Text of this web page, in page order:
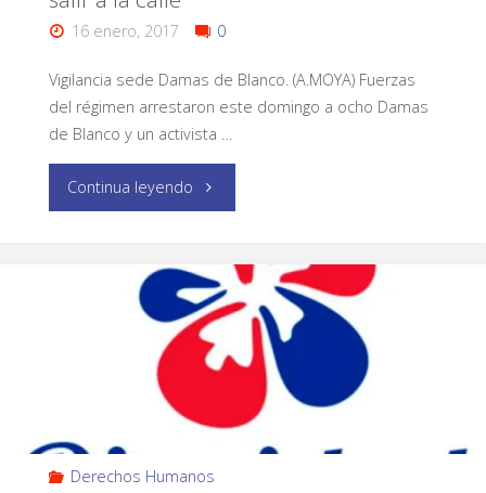
16 enero, 2017 0
Vigilancia sede Damas de Blanco. (A.MOYA) Fuerzas
del régimen arrestaron este domingo a ocho Damas
de Blanco y un activista …
Continua leyendo
Derechos Humanos